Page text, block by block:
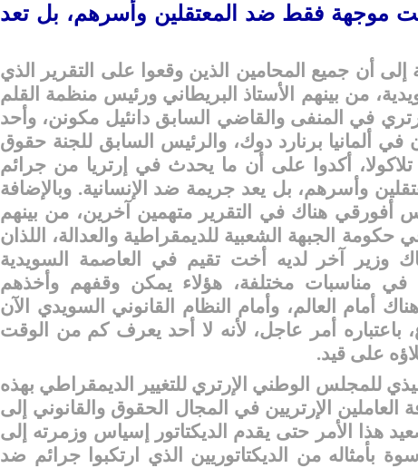
موجهة فقط ضد المعتقلين وأسرهم، بل تعد
أن جميع المحامين الذين وقعوا على التقرير الذي
من بينهم الأستاذ البريطاني ورئيس منظمة القلم
في المنفى والقاضي السابق دانئيل مكونن، وأحد
ألمانيا برنارد دوك، والرئيس السابق للجنة حقوق
تلاكولا، أكدوا على أن ما يحدث في إرتريا من جرائم
وأسرهم، بل يعد جريمة ضد الإنسانية. وبالإضافة
أفورقي هناك في التقرير متهمين آخرين، من بينهم
حكومة الجبهة الشعبية للديمقراطية والعدالة، اللذان
وزير آخر لديه أخت تقيم في العاصمة السويدية
في مناسبات مختلفة، هؤلاء يمكن وقفهم وأخذهم
أمام العالم، وأمام النظام القانوني السويدي الآن
باعتباره أمر عاجل، لأنه لا أحد يعرف كم من الوقت
على قيد.
للمجلس الوطني الإرتري للتغيير الديمقراطي بهذه
العاملين الإرتريين في المجال الحقوق والقانوني إلى
هذا الأمر حتى يقدم الديكتاتور إسياس وزمرته إلى
بأمثاله من الديكتاتوريين الذي ارتكبوا جرائم ضد